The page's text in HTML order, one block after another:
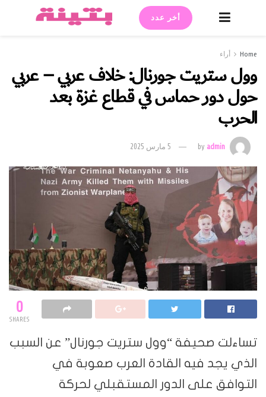
أخر عدد
Home أراء
وول ستريت جورنال: خلاف عربي – عربي
حول دور حماس في قطاع غزة بعد
الحرب
byadmin 5 مارس 2025
0
SHARES
تساءلت صحيفة “وول ستريت جورنال” عن السبب
الذي يجد فيه القادة العرب صعوبة في
التوافق على الدور المستقبلي لحركة